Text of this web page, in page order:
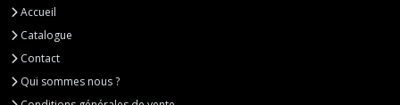
Accueil
Catalogue
Contact
Qui sommes nous ?